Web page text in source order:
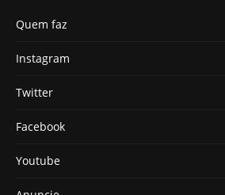
Quem faz
Instagram
Twitter
Facebook
Youtube